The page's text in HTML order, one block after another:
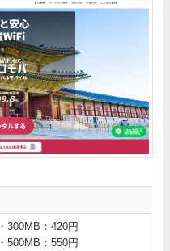
・300MB：420円
・500MB：550円